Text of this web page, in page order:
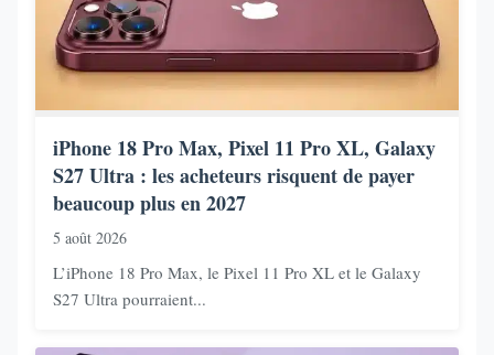
iPhone 18 Pro Max, Pixel 11 Pro XL, Galaxy
S27 Ultra : les acheteurs risquent de payer
beaucoup plus en 2027
5 août 2026
L’iPhone 18 Pro Max, le Pixel 11 Pro XL et le Galaxy
S27 Ultra pourraient...